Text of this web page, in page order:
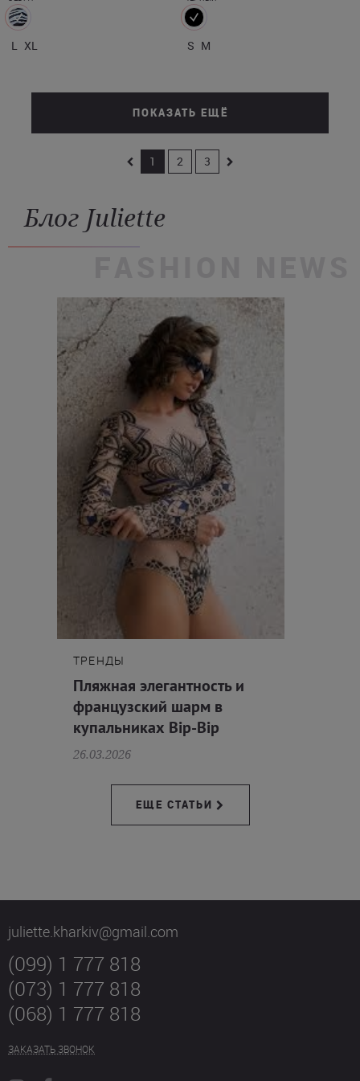
L XL S M
ПОКАЗАТЬ ЕЩЁ
1 2 3
Блог Juliette
ТРЕНДЫ
Пляжная элегантность и
французский шарм в
купальниках Bip-Bip
26.03.2026
ЕЩЕ СТАТЬИ
juliette.kharkiv@gmail.com
(099) 1 777 818
(073) 1 777 818
(068) 1 777 818
ЗАКАЗАТЬ ЗВОНОК